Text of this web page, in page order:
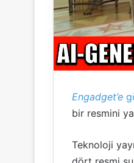
Engadget’e
bir resmini
Teknoloji